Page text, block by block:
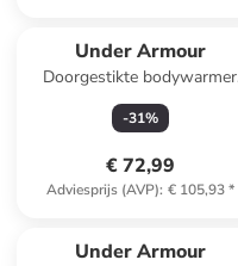
Under Armour
Doorgestikte bodywarmer
"Launch" zwart
-31%
€ 72,99
Adviesprijs (AVP): € 105,93*
Under Armour